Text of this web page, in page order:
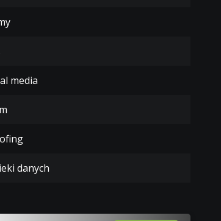
media
danych